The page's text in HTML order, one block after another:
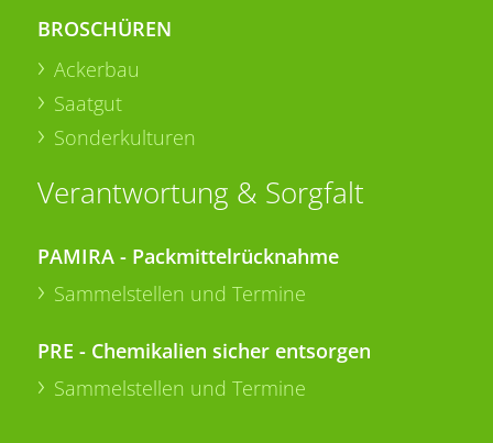
BROSCHÜREN
Ackerbau
Saatgut
Sonderkulturen
Verantwortung & Sorgfalt
PAMIRA - Packmittelrücknahme
Sammelstellen und Termine
PRE - Chemikalien sicher entsorgen
Sammelstellen und Termine